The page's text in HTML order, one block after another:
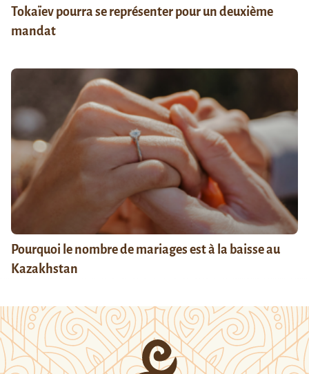
Tokaïev pourra se représenter pour un deuxième
mandat
Pourquoi le nombre de mariages est à la baisse au
Kazakhstan